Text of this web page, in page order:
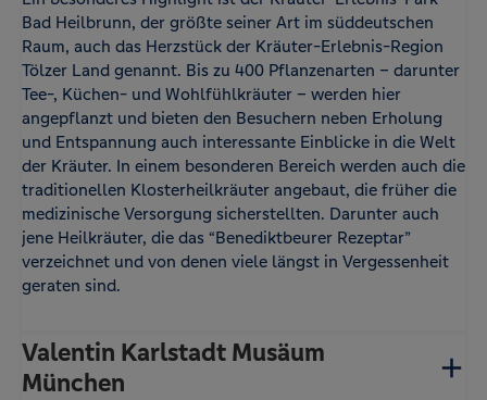
Bad Heilbrunn, der größte seiner Art im süddeutschen
Raum, auch das Herzstück der Kräuter-Erlebnis-Region
Tölzer Land genannt. Bis zu 400 Pflanzenarten – darunter
Tee-, Küchen- und Wohlfühlkräuter – werden hier
angepflanzt und bieten den Besuchern neben Erholung
und Entspannung auch interessante Einblicke in die Welt
der Kräuter. In einem besonderen Bereich werden auch die
traditionellen Klosterheilkräuter angebaut, die früher die
medizinische Versorgung sicherstellten. Darunter auch
jene Heilkräuter, die das “Benediktbeurer Rezeptar”
verzeichnet und von denen viele längst in Vergessenheit
geraten sind.
Valentin Karlstadt Musäum
München